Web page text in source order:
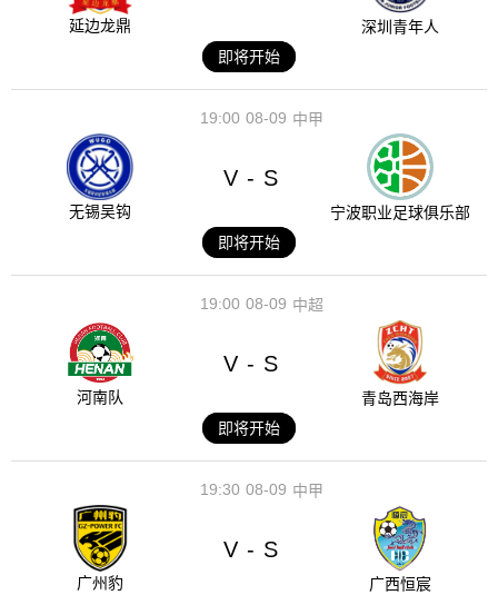
延边龙鼎
深圳青年人
即将开始
08-09
19:00 中甲
无锡吴钩
V - S
宁波职业足球俱乐部
即将开始
08-09
19:00 中超
河南队
V - S
青岛西海岸
即将开始
08-09
19:30 中甲
广州豹
V - S
广西恒宸